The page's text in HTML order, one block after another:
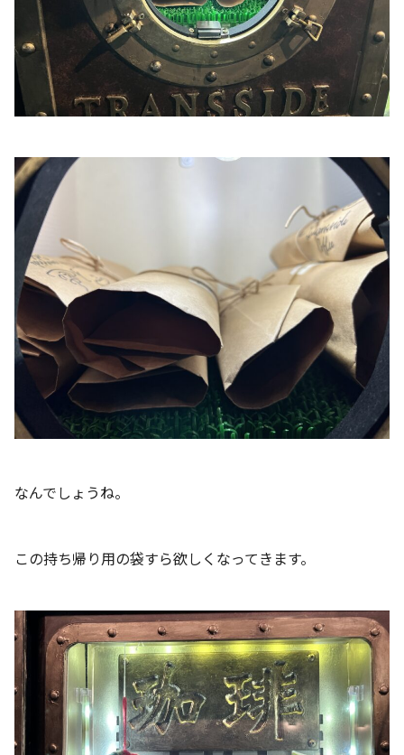
なんでしょうね。
この持ち帰り用の袋すら欲しくなってきます。